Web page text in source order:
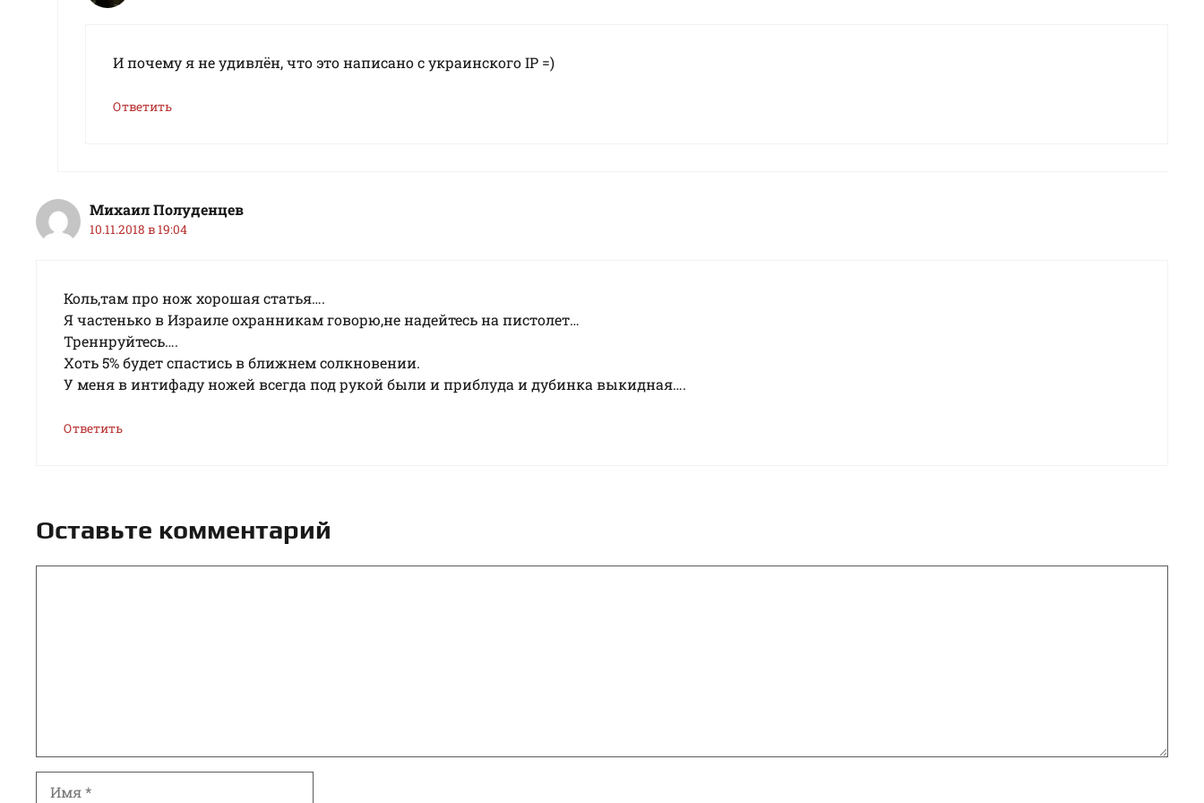
И почему я не удивлён, что это написано с украинского IP =)
Ответить
Михаил Полуденцев
10.11.2018 в 19:04
Коль,там про нож хорошая статья….
Я частенько в Израиле охранникам говорю,не надейтесь на пистолет…
Треннруйтесь….
Хоть 5% будет спастись в ближнем солкновении.
У меня в интифаду ножей всегда под рукой были и приблуда и дубинка выкидная….
Ответить
Оставьте комментарий